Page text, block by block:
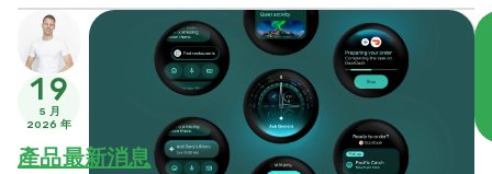
19
5 月
2026 年
產品最新消息